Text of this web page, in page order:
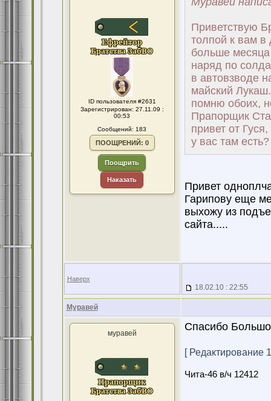
ID пользователя #2631
Зарегистрирован: 27.11.09 :
00:53
Сообщений: 183
ПООЩРЕНИЙ: 0
Поощрить
Наказать
Приветствую
толпой к вам в
больше
наряд по
в автовзводе
майский
помню обоих,
Прапорщик
привет от
у вас там
Привет
Гарипову еще
выхожу из
сайта.....
Наверх
18.02.10 : 22:55
Муравей
муравей
Спасибо
[ Редактирование
Чита-46 в/ч 12412